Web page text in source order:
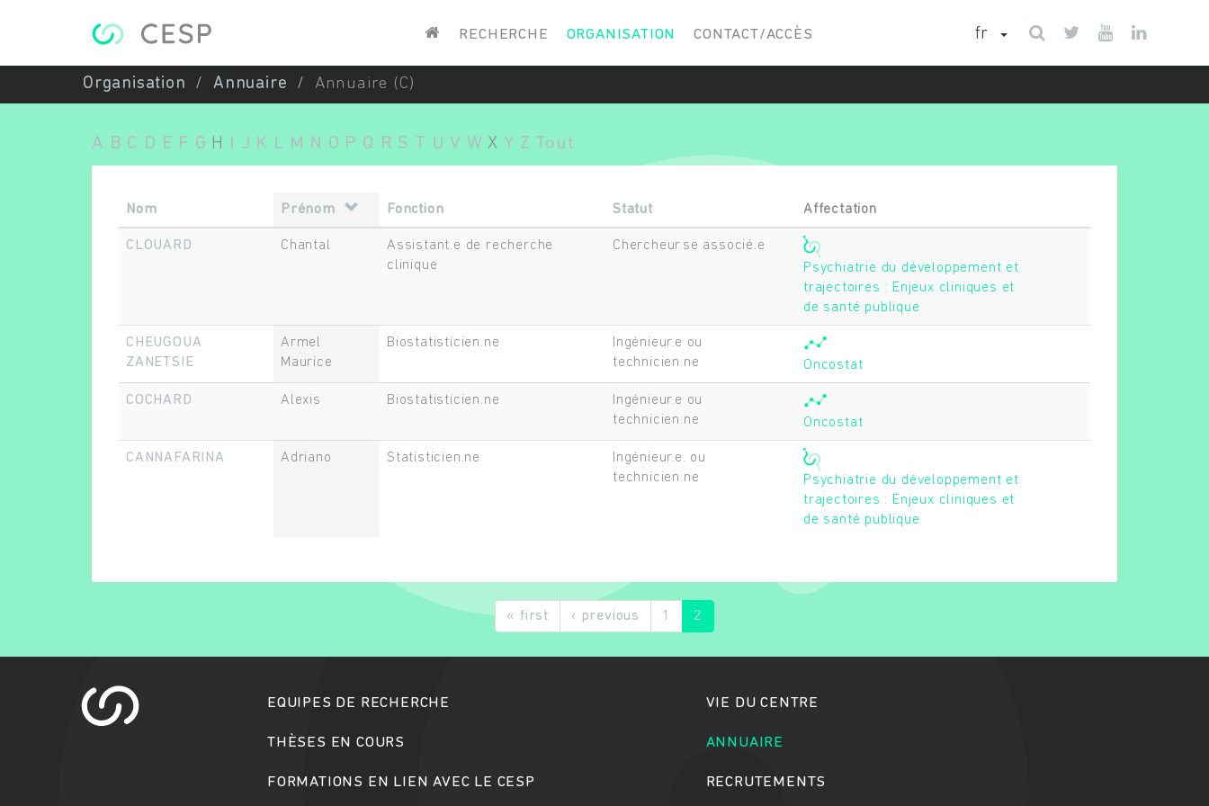
RECHERCHE ORGANISATION CONTACT/ACCÈS fr
Organisation Annuaire Annuaire (C)
A B C D E F G H J K L M N O P Q R S T U V W X Y Z Tout
Nom Prénom Fonction Statut Affectation
CLOUARD Chantal
Assistant.e de recherche
clinique
Chercheur.se associé.e
Psychiatrie du développement et
trajectoires : Enjeux cliniques et
de santé publique
CHEUGOUA
ZANETSIE
Armel
Maurice
Biostatisticien.ne
Ingénieur.e ou
technicien.ne
Oncostat
COCHARD Alexis Biostatisticien.ne
Ingénieur.e ou
technicien.ne
Oncostat
CANNAFARINA Adriano Statisticien.ne
Ingénieur.e. ou
technicien.ne
Psychiatrie du développement et
trajectoires : Enjeux cliniques et
de santé publique
« first ‹ previous 1 2
EQUIPES DE RECHERCHE
THÈSES EN COURS
FORMATIONS EN LIEN AVEC LE CESP
VIE DU CENTRE
ANNUAIRE
RECRUTEMENTS